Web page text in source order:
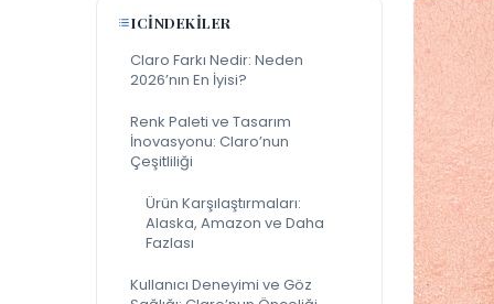
ICINDEKILER
Claro Farkı Nedir: Neden
2026’nın En İyisi?
Renk Paleti ve Tasarım
İnovasyonu: Claro’nun
Çeşitliliği
Ürün Karşılaştırmaları:
Alaska, Amazon ve Daha
Fazlası
Kullanıcı Deneyimi ve Göz